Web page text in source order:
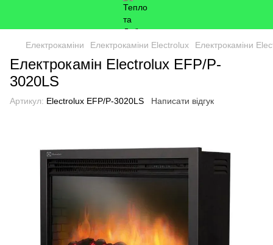
Електрокаміни Електрокаміни Electrolux Електрокаміни
Електрокамін Electrolux EFP/P-
3020LS
Артикул: Electrolux EFP/P-3020LS Написати відгук